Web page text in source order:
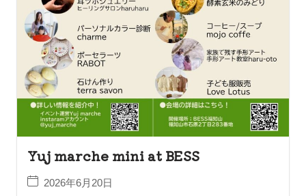
Yuj marche mini at BESS
2026年6月20日